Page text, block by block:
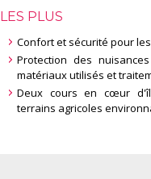
LES PLUS
Confort et sécurité pour
Protection des
matériaux utilisés et
Deux cours en cœur
terrains agricoles